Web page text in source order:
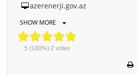
azerenerji.gov.az
SHOW MORE
5 (100%) 2 votes